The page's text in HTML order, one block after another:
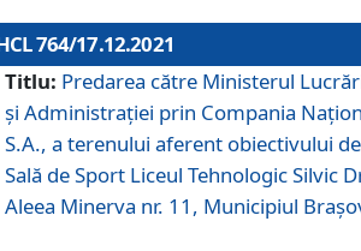
764/17.12.2021
Titlu: Predarea către Ministerul
și Administrației prin Compania
S.A., a terenului aferent obiectivului
Sală de Sport Liceul Tehnologic Silvic
Aleea Minerva nr. 11, Municipiul